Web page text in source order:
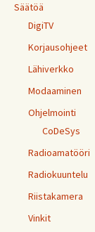
Säätöä
DigiTV
Korjausohjeet
Lähiverkko
Modaaminen
Ohjelmointi
CoDeSys
Radioamatööri
Radiokuuntelu
Riistakamera
Vinkit